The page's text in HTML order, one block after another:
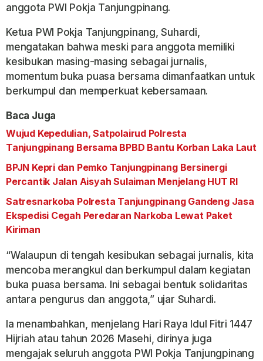
anggota PWI Pokja Tanjungpinang.
Ketua PWI Pokja Tanjungpinang, Suhardi,
mengatakan bahwa meski para anggota memiliki
kesibukan masing-masing sebagai jurnalis,
momentum buka puasa bersama dimanfaatkan untuk
berkumpul dan memperkuat kebersamaan.
Baca Juga
Wujud Kepedulian, Satpolairud Polresta
Tanjungpinang Bersama BPBD Bantu Korban Laka Laut
BPJN Kepri dan Pemko Tanjungpinang Bersinergi
Percantik Jalan Aisyah Sulaiman Menjelang HUT RI
Satresnarkoba Polresta Tanjungpinang Gandeng Jasa
Ekspedisi Cegah Peredaran Narkoba Lewat Paket
Kiriman
“Walaupun di tengah kesibukan sebagai jurnalis, kita
mencoba merangkul dan berkumpul dalam kegiatan
buka puasa bersama. Ini sebagai bentuk solidaritas
antara pengurus dan anggota,” ujar Suhardi.
Ia menambahkan, menjelang Hari Raya Idul Fitri 1447
Hijriah atau tahun 2026 Masehi, dirinya juga
mengajak seluruh anggota PWI Pokja Tanjungpinang